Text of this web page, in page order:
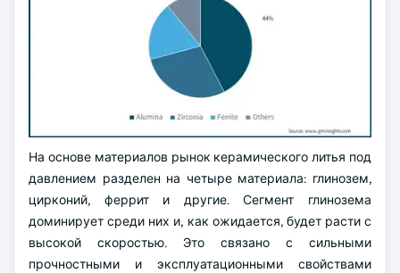
На основе материалов рынок керамического литья под
давлением разделен на четыре материала: глинозем,
цирконий, феррит и другие. Сегмент глинозема
доминирует среди них и, как ожидается, будет расти с
высокой скоростью. Это связано с сильными
прочностными и эксплуатационными свойствами